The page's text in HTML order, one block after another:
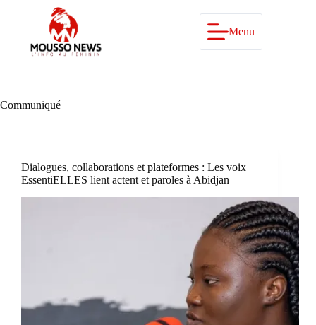
Menu
Communiqué
Dialogues, collaborations et plateformes : Les voix
EssentiELLES lient actent et paroles à Abidjan